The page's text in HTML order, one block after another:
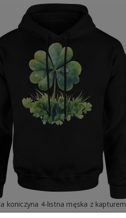
koniczyna 4-listna męska z kapturem